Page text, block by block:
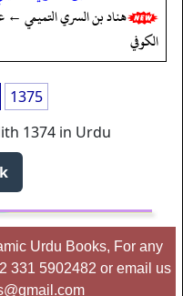
هناد بن السري التميمي ←
الكوفي
1375
1374 in Urdu
Urdu Books, For any
331 5902482 or email us